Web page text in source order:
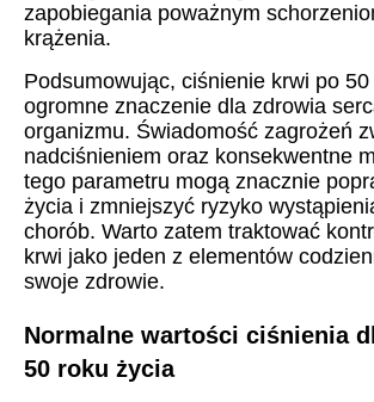
zapobiegania poważnym
krążenia.
Podsumowując, ciśnienie krwi po
ogromne znaczenie dla zdrowia
organizmu. Świadomość zagrożeń
nadciśnieniem oraz konsekwentne
tego parametru mogą znacznie
życia i zmniejszyć ryzyko
chorób. Warto zatem traktować
krwi jako jeden z elementów
swoje zdrowie.
Normalne wartości ciśnienia
50 roku życia